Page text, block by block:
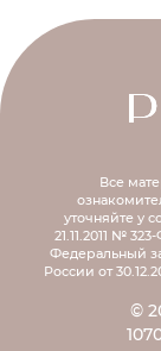
Все
уточняйте у
21.11.2011 №
Федеральный
России от
©